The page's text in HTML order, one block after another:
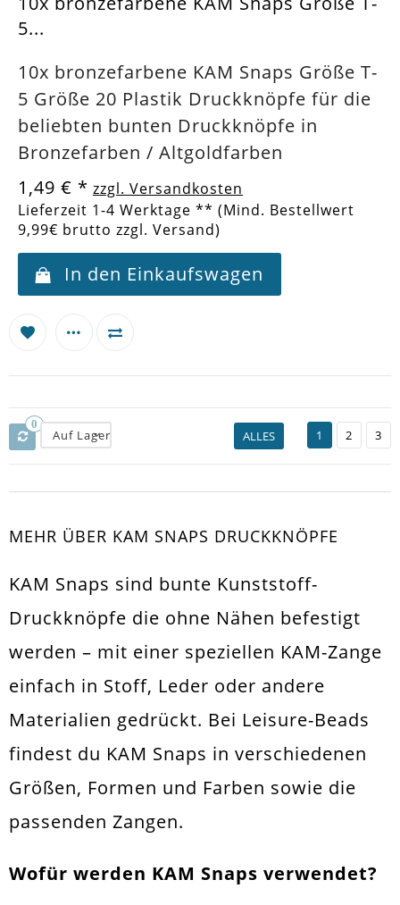
5...
10x bronzefarbene KAM Snaps Größe T-
5 Größe 20 Plastik Druckknöpfe für die
beliebten bunten Druckknöpfe in
Bronzefarben / Altgoldfarben
1,49 € * zzgl. Versandkosten
Lieferzeit 1-4 Werktage ** (Mind. Bestellwert
9,99€ brutto zzgl. Versand)
In den Einkaufswagen
0
Auf Lager ALLES 1 2 3
MEHR ÜBER KAM SNAPS DRUCKKNÖPFE
KAM Snaps sind bunte Kunststoff-
Druckknöpfe die ohne Nähen befestigt
werden – mit einer speziellen KAM-Zange
einfach in Stoff, Leder oder andere
Materialien gedrückt. Bei Leisure-Beads
findest du KAM Snaps in verschiedenen
Größen, Formen und Farben sowie die
passenden Zangen.
Wofür werden KAM Snaps verwendet?